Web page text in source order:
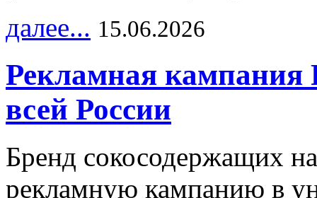
далее... 15.06.2026
Рекламная
всей России
Бренд сокосодержащих
рекламную кампанию в